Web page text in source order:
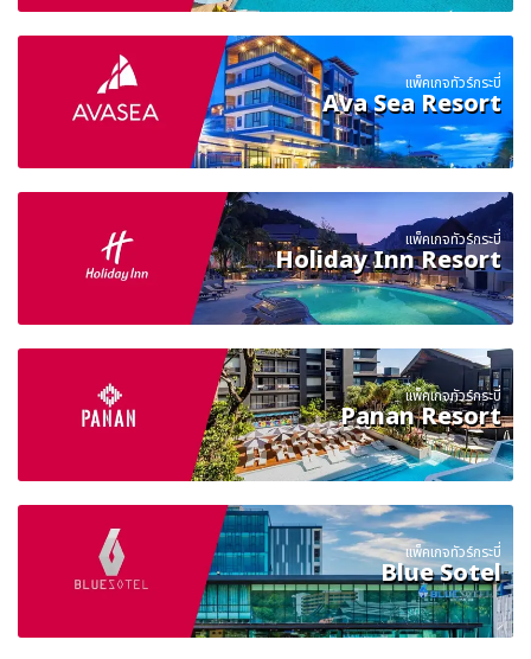
แพ็คเกจทัวร์กระบี่
Ava Sea Resort
แพ็คเกจทัวร์กระบี่
Holiday Inn Resort
แพ็คเกจทัวร์กระบี่
Panan Resort
แพ็คเกจทัวร์กระบี่
Blue Sotel